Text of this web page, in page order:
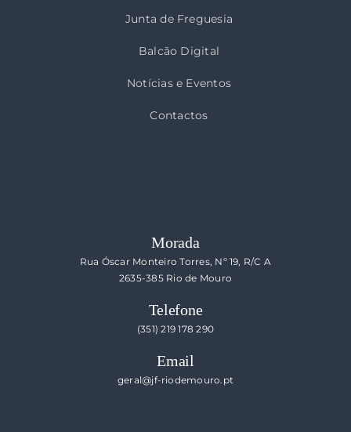
Junta de Freguesia
Balcão Digital
Notícias e Eventos
Contactos
Morada
Rua Óscar Monteiro Torres, Nº 19, R/C A
2635-385 Rio de Mouro
Telefone
(351) 219 178 290
Email
geral@jf-riodemouro.pt